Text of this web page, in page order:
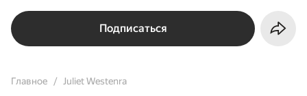
Подписаться
Главное Juliet Westenra